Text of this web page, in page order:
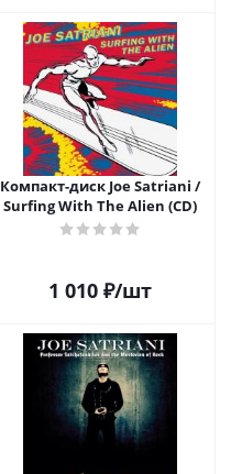
Компакт-диск Joe Satriani /
Surfing With The Alien (CD)
1 010 ₽/шт